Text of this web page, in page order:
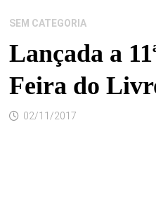
SEM CATEGORIA
Lançada a
Feira do
02/11/2017